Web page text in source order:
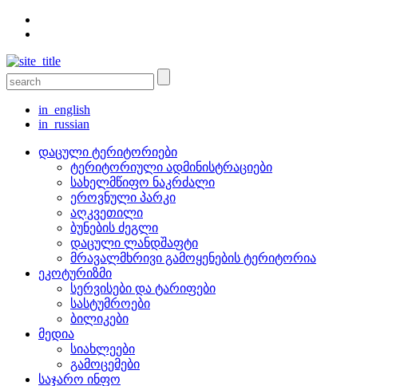
in_english
in_russian
დაცული ტერიტორიები
ტერიტორიული ადმინისტრაციები
სახელმწიფო ნაკრძალი
ეროვნული პარკი
აღკვეთილი
ბუნების ძეგლი
დაცული ლანდშაფტი
მრავალმხრივი გამოყენების ტერიტორია
ეკოტურიზმი
სერვისები და ტარიფები
სასტუმროები
ბილიკები
მედია
სიახლეები
გამოცემები
საჯარო ინფო